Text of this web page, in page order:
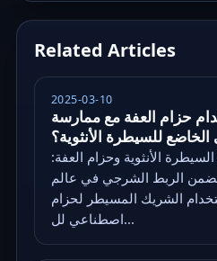
Related Articles
2025-03-10
حزام العفة مع ممارسة
للسيطرة الأنثوية؟
الأنثوية وحزام العفة:
الربط الشرجي في عالم
الشريك المسيطر لحزام
اصطناعي لل...